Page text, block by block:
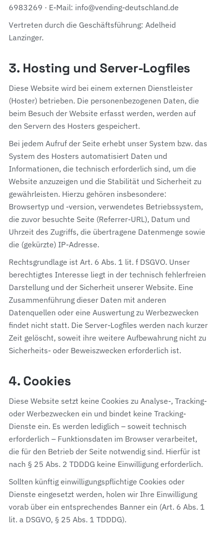
6983269 · E-Mail: info@vending-deutschland.de
Vertreten durch die Geschäftsführung: Adelheid
Lanzinger.
3. Hosting und Server-Logfiles
Diese Website wird bei einem externen Dienstleister
(Hoster) betrieben. Die personenbezogenen Daten, die
beim Besuch der Website erfasst werden, werden auf
den Servern des Hosters gespeichert.
Bei jedem Aufruf der Seite erhebt unser System bzw. das
System des Hosters automatisiert Daten und
Informationen, die technisch erforderlich sind, um die
Website anzuzeigen und die Stabilität und Sicherheit zu
gewährleisten. Hierzu gehören insbesondere:
Browsertyp und -version, verwendetes Betriebssystem,
die zuvor besuchte Seite (Referrer-URL), Datum und
Uhrzeit des Zugriffs, die übertragene Datenmenge sowie
die (gekürzte) IP-Adresse.
Rechtsgrundlage ist Art. 6 Abs. 1 lit. f DSGVO. Unser
berechtigtes Interesse liegt in der technisch fehlerfreien
Darstellung und der Sicherheit unserer Website. Eine
Zusammenführung dieser Daten mit anderen
Datenquellen oder eine Auswertung zu Werbezwecken
findet nicht statt. Die Server-Logfiles werden nach kurzer
Zeit gelöscht, soweit ihre weitere Aufbewahrung nicht zu
Sicherheits- oder Beweiszwecken erforderlich ist.
4. Cookies
Diese Website setzt keine Cookies zu Analyse-, Tracking-
oder Werbezwecken ein und bindet keine Tracking-
Dienste ein. Es werden lediglich – soweit technisch
erforderlich – Funktionsdaten im Browser verarbeitet,
die für den Betrieb der Seite notwendig sind. Hierfür ist
nach § 25 Abs. 2 TDDDG keine Einwilligung erforderlich.
Sollten künftig einwilligungspflichtige Cookies oder
Dienste eingesetzt werden, holen wir Ihre Einwilligung
vorab über ein entsprechendes Banner ein (Art. 6 Abs. 1
lit. a DSGVO, § 25 Abs. 1 TDDDG).